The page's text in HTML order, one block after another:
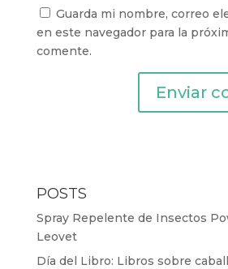
Guarda mi nombre, correo
en este navegador para la
comente.
POSTS
Spray Repelente de Insectos
Leovet
Día del Libro: Libros sobre